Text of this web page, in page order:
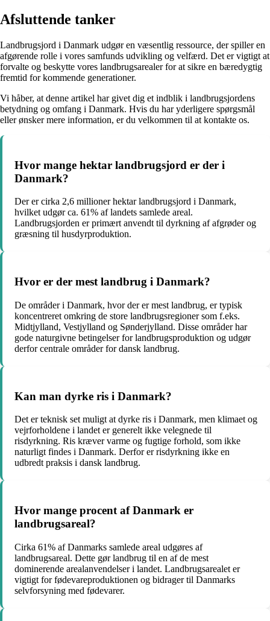
Afsluttende tanker
Landbrugsjord i Danmark udgør en væsentlig ressource, der spiller en
afgørende rolle i vores samfunds udvikling og velfærd. Det er vigtigt at
forvalte og beskytte vores landbrugsarealer for at sikre en bæredygtig
fremtid for kommende generationer.
Vi håber, at denne artikel har givet dig et indblik i landbrugsjordens
betydning og omfang i Danmark. Hvis du har yderligere spørgsmål
eller ønsker mere information, er du velkommen til at kontakte os.
Hvor mange hektar landbrugsjord er der i
Danmark?
Der er cirka 2,6 millioner hektar landbrugsjord i Danmark,
hvilket udgør ca. 61% af landets samlede areal.
Landbrugsjorden er primært anvendt til dyrkning af afgrøder og
græsning til husdyrproduktion.
Hvor er der mest landbrug i Danmark?
De områder i Danmark, hvor der er mest landbrug, er typisk
koncentreret omkring de store landbrugsregioner som f.eks.
Midtjylland, Vestjylland og Sønderjylland. Disse områder har
gode naturgivne betingelser for landbrugsproduktion og udgør
derfor centrale områder for dansk landbrug.
Kan man dyrke ris i Danmark?
Det er teknisk set muligt at dyrke ris i Danmark, men klimaet og
vejrforholdene i landet er generelt ikke velegnede til
risdyrkning. Ris kræver varme og fugtige forhold, som ikke
naturligt findes i Danmark. Derfor er risdyrkning ikke en
udbredt praksis i dansk landbrug.
Hvor mange procent af Danmark er
landbrugsareal?
Cirka 61% af Danmarks samlede areal udgøres af
landbrugsareal. Dette gør landbrug til en af de mest
dominerende arealanvendelser i landet. Landbrugsarealet er
vigtigt for fødevareproduktionen og bidrager til Danmarks
selvforsyning med fødevarer.